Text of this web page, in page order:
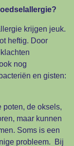
krijgen jeuk.
heftig. Door
nog
en gisten:
poten, de oksels,
maar kunnen
Soms is een
probleem. Bij